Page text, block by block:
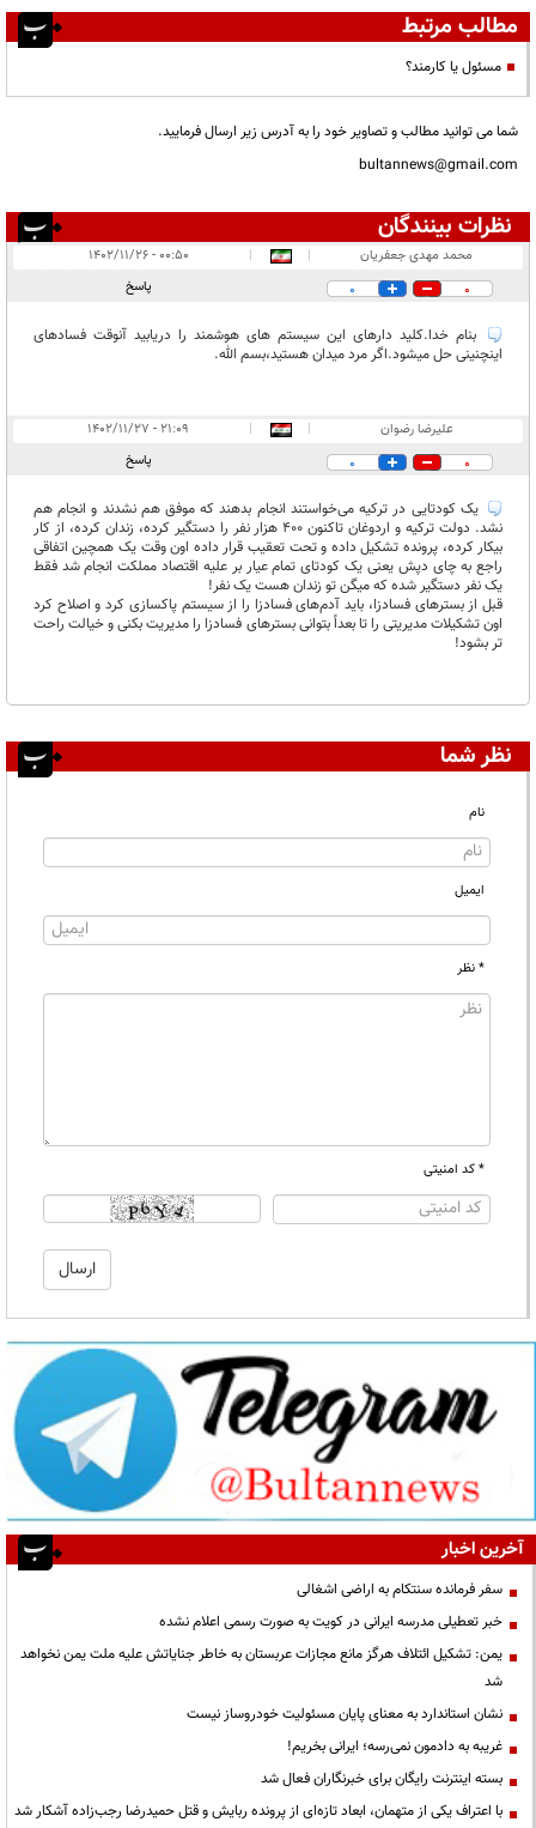
مطالب مرتبط
مسئول یا کارمند؟
شما می توانید مطالب و تصاویر خود را به آدرس زیر ارسال فرمایید.
bultannews@gmail.com
نظرات بینندگان
انتشار یافته:۲
در انتظار بررسی:
محمد مهدی جعفریان |
|
۰۰:۵۰ - ۱۴۰۲/۱۱/۲۶
0
0 پاسخ
بنام خدا.کلید دارهای این سیستم های هوشمند را دریابید آنوقت فسادهای
اینچنینی حل میشود.اگر مرد میدان هستید،بسم الله.
علیرضا رضوان |
|
۲۱:۰۹ - ۱۴۰۲/۱۱/۲۷
0
0 پاسخ
یک کودتایی در ترکیه می‌خواستند انجام بدهند که موفق هم نشدند و انجام هم
نشد. دولت ترکیه و اردوغان تاکنون ۴۰۰ هزار نفر را دستگیر کرده، زندان کرده، از کار
بیکار کرده، پرونده تشکیل داده و تحت تعقیب قرار داده اون وقت یک همچین اتفاقی
راجع به چای دپش یعنی یک کودتای تمام عیار بر علیه اقتصاد مملکت انجام شد فقط
یک نفر دستگیر شده که میگن تو زندان هست یک نفر!
قبل از بسترهای فسادزا، باید آدم‌های فسادزا را از سیستم پاکسازی کرد و اصلاح کرد
اون تشکیلات مدیریتی را تا بعداً بتوانی بسترهای فسادزا را مدیریت بکنی و خیالت راحت
تر بشود!
نظر شما
نام
ایمیل
* نظر
* کد امنیتی
آخرین اخبار
سفر فرمانده سنتکام به اراضی اشغالی
خبر تعطیلی مدرسه ایرانی در کویت به صورت رسمی اعلام نشده
یمن: تشکیل ائتلاف هرگز مانع مجازات عربستان به خاطر جنایاتش علیه ملت یمن نخواهد
شد
نشان استاندارد به معنای پایان مسئولیت خودروساز نیست
غریبه به دادمون نمی‌رسه؛ ایرانی بخریم!
بسته اینترنت رایگان برای خبرنگاران فعال شد
با اعتراف یکی از متهمان، ابعاد تازه‌ای از پرونده ربایش و قتل حمیدرضا رجب‌زاده آشکار شد